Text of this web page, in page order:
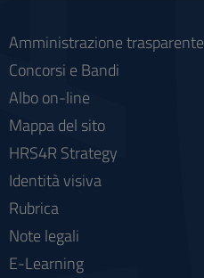
Amministrazione trasparente
Concorsi e Bandi
Albo on-line
Mappa del sito
HRS4R Strategy
Identità visiva
Rubrica
Note legali
E-Learning